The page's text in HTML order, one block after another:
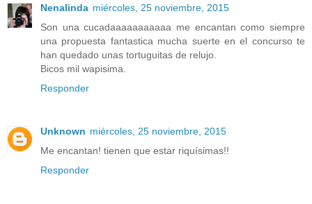
Nenalinda miércoles, 25 noviembre, 2015
Son una cucadaaaaaaaaaaa me encantan como siempre
una propuesta fantastica mucha suerte en el concurso te
han quedado unas tortuguitas de relujo.
Bicos mil wapisima.
Responder
Unknown miércoles, 25 noviembre, 2015
Me encantan! tienen que estar riquísimas!!
Responder